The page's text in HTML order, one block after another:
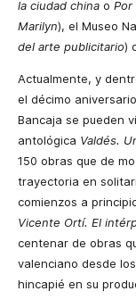
la ciudad china o Por
Marilyn), el Museo
del arte publicitario)
Actualmente, y
el décimo
Bancaja se pueden
antológica Valdés.
150 obras que de
trayectoria en
comienzos a
Vicente Ortí. El
centenar de obras
valenciano desde
hincapié en su